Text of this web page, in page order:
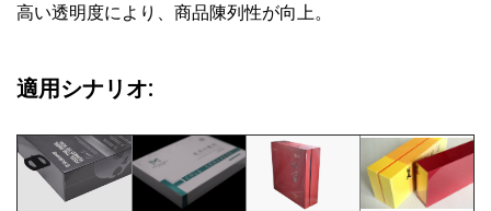
高い透明度により、商品陳列性が向上。
適用シナリオ: